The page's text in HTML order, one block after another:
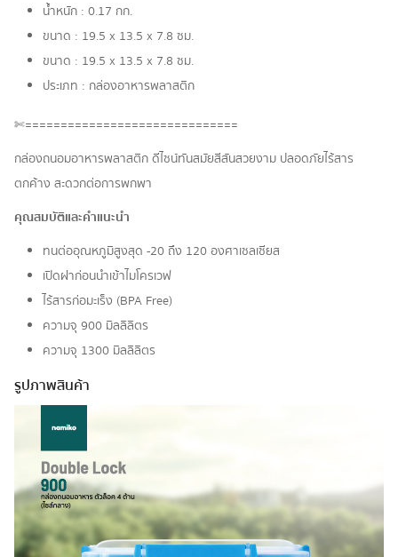
น้ำหนัก : 0.17 กก.
ขนาด : 19.5 x 13.5 x 7.8 ซม.
ขนาด : 19.5 x 13.5 x 7.8 ซม.
ประเภท : กล่องอาหารพลาสติก
✄==============================
กล่องถนอมอาหารพลาสติก ดีไซน์ทันสมัยสีสันสวยงาม ปลอดภัยไร้สาร
ตกค้าง สะดวกต่อการพกพา
คุณสมบัติและคำแนะนำ
ทนต่ออุณหภูมิสูงสุด -20 ถึง 120 องศาเซลเซียส
เปิดฝาก่อนนำเข้าไมโครเวฟ
ไร้สารก่อมะเร็ง (BPA Free)
ความจุ 900 มิลลิลิตร
ความจุ 1300 มิลลิลิตร
รูปภาพสินค้า